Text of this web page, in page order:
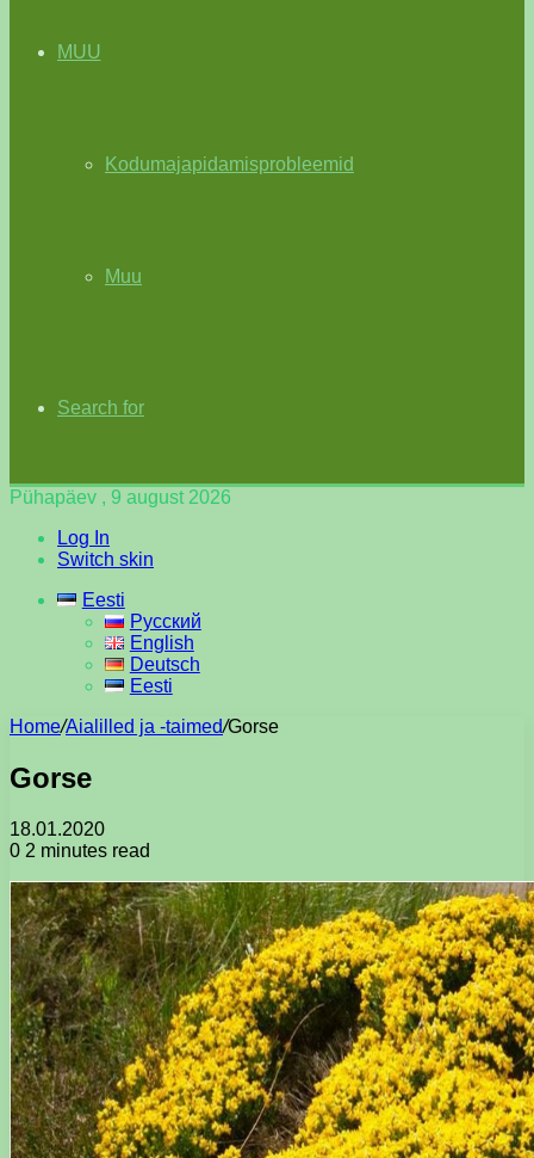
MUU
Kodumajapidamisprobleemid
Muu
Search for
Pühapäev , 9 august 2026
Log In
Switch skin
Eesti
Русский
English
Deutsch
Eesti
Home/Aialilled ja -taimed/Gorse
Gorse
18.01.2020
0 2 minutes read